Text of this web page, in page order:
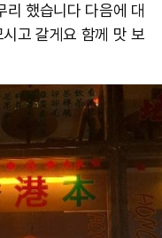
리 했습니다 다음에 대
고 갈게요 함께 맛 보